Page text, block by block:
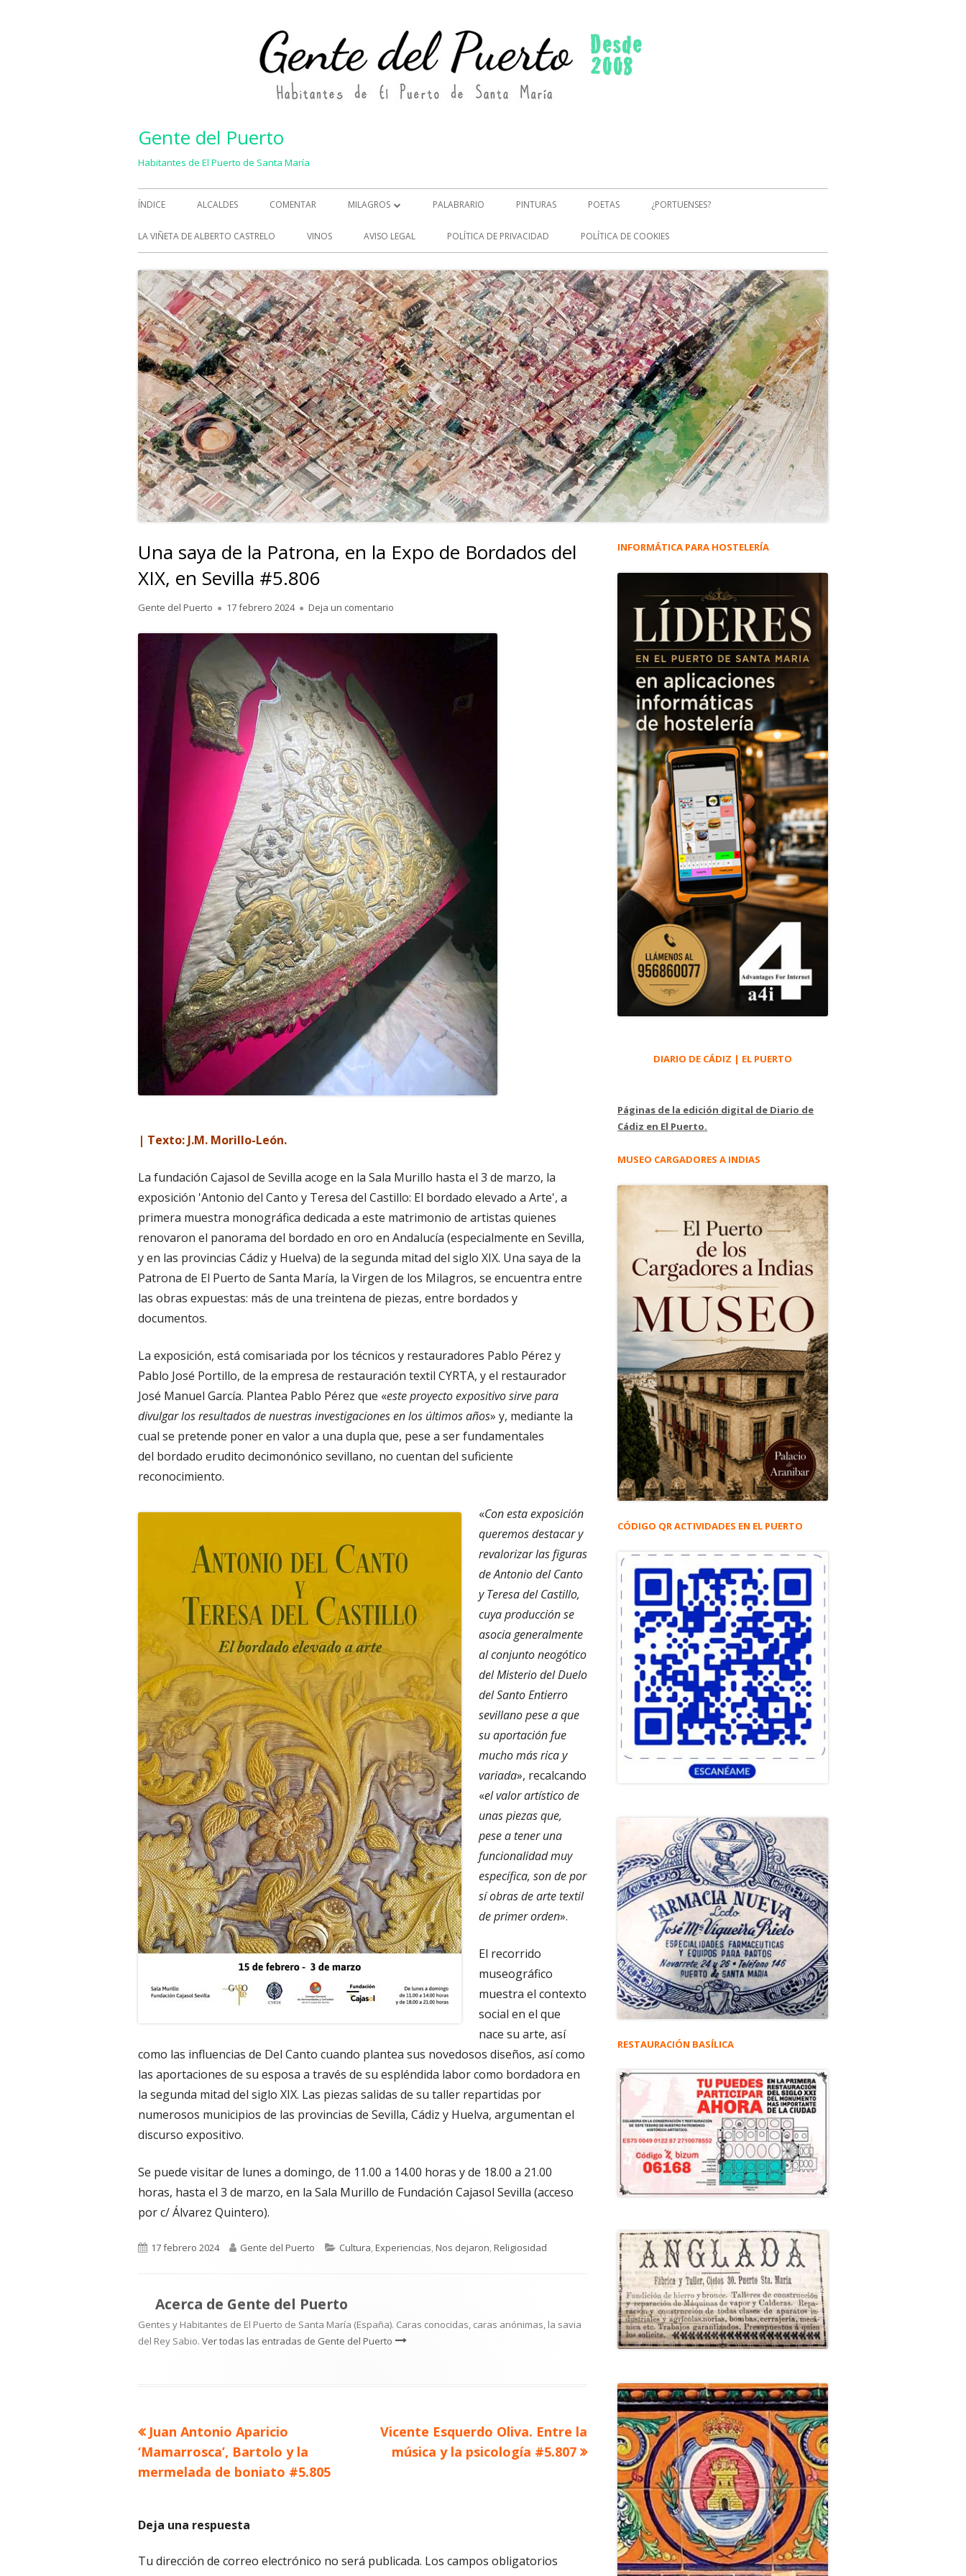
Gente del Puerto
Habitantes de El Puerto de Santa María
Menú
principal
ÍNDICE ALCALDES COMENTAR MILAGROS
MILAGROS (2)
PALABRARIO PINTURAS POETAS ¿PORTUENSES?
LA VIÑETA DE ALBERTO CASTRELO VINOS AVISO LEGAL POLÍTICA DE PRIVACIDAD POLÍTICA DE COOKIES
Una saya de la Patrona, en la Expo de Bordados del
XIX, en Sevilla #5.806
Autor
Gente del Puerto
Publicado
17 febrero 2024 Deja un comentario para Una saya de la Patrona, en la Expo de Bordados del XIX, en Sevilla #5.806
| Texto: J.M. Morillo-León.
La fundación Cajasol de Sevilla acoge en la Sala Murillo hasta el 3 de marzo, la
exposición 'Antonio del Canto y Teresa del Castillo: El bordado elevado a Arte', a
primera muestra monográfica dedicada a este matrimonio de artistas quienes
renovaron el panorama del bordado en oro en Andalucía (especialmente en Sevilla,
y en las provincias Cádiz y Huelva) de la segunda mitad del siglo XIX. Una saya de la
Patrona de El Puerto de Santa María, la Virgen de los Milagros, se encuentra entre
las obras expuestas: más de una treintena de piezas, entre bordados y
documentos.
La exposición, está comisariada por los técnicos y restauradores Pablo Pérez y
Pablo José Portillo, de la empresa de restauración textil CYRTA, y el restaurador
José Manuel García. Plantea Pablo Pérez que «este proyecto expositivo sirve para
divulgar los resultados de nuestras investigaciones en los últimos años» y, mediante la
cual se pretende poner en valor a una dupla que, pese a ser fundamentales
del bordado erudito decimonónico sevillano, no cuentan del suficiente
reconocimiento.
«Con esta exposición
queremos destacar y
revalorizar las figuras
de Antonio del Canto
y Teresa del Castillo,
cuya producción se
asocia generalmente
al conjunto neogótico
del Misterio del Duelo
del Santo Entierro
sevillano pese a que
su aportación fue
mucho más rica y
variada», recalcando
«el valor artístico de
unas piezas que,
pese a tener una
funcionalidad muy
específica, son de por
sí obras de arte textil
de primer orden».
El recorrido
museográfico
muestra el contexto
social en el que
nace su arte, así
como las influencias de Del Canto cuando plantea sus novedosos diseños, así como
las aportaciones de su esposa a través de su espléndida labor como bordadora en
la segunda mitad del siglo XIX. Las piezas salidas de su taller repartidas por
numerosos municipios de las provincias de Sevilla, Cádiz y Huelva, argumentan el
discurso expositivo.
Se puede visitar de lunes a domingo, de 11.00 a 14.00 horas y de 18.00 a 21.00
horas, hasta el 3 de marzo, en la Sala Murillo de Fundación Cajasol Sevilla (acceso
por c/ Álvarez Quintero).
Publicado
17 febrero 2024 Autor
Gente del Puerto Categorías
Cultura,Experiencias,Nos dejaron,Religiosidad
Acerca de Gente del Puerto
Gentes y Habitantes de El Puerto de Santa María (España). Caras conocidas, caras anónimas, la savia
del Rey Sabio. Ver todas las entradas de Gente del Puerto
Navegación
de
Artículo
anterior
Juan Antonio Aparicio
‘Mamarrosca’, Bartolo y la
mermelada de boniato #5.805
Artículo
siguiente
Vicente Esquerdo Oliva. Entre la
música y la psicología #5.807
Deja una respuesta
Tu dirección de correo electrónico no será publicada. Los campos obligatorios
Barra
principal
INFORMÁTICA PARA HOSTELERÍA
DIARIO DE CÁDIZ | EL PUERTO
Páginas de la edición digital de Diario de
Cádiz en El Puerto.
MUSEO CARGADORES A INDIAS
CÓDIGO QR ACTIVIDADES EN EL PUERTO
RESTAURACIÓN BASÍLICA